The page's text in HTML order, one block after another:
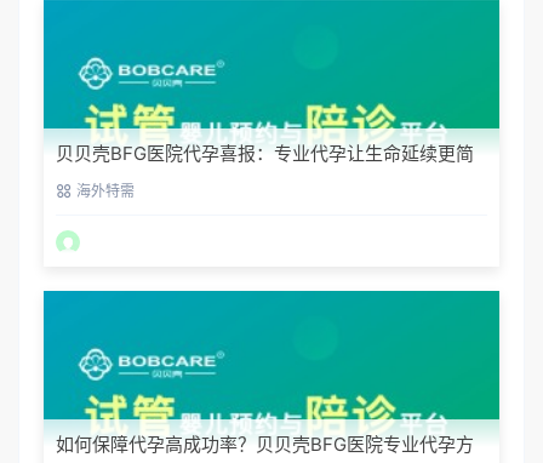
贝贝壳BFG医院代孕喜报：专业代孕让生命延续更简
单 海外特需
如何保障代孕高成功率？贝贝壳BFG医院专业代孕方